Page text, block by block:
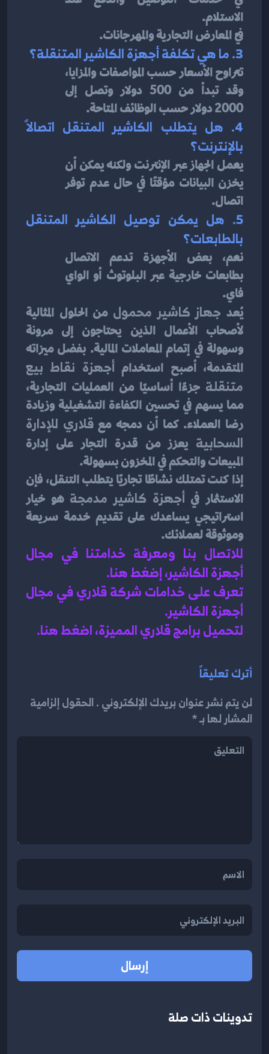
الاستلام.
في المعارض التجارية والمهرجانات.
3. ما هي تكلفة أجهزة الكاشير المتنقلة؟
2000 دولار حسب الوظائف المتاحة.
4. هل يتطلب الكاشير المتنقل اتصالاً
بالإنترنت؟
يخزن البيانات مؤقتًا في حال عدم توفر
اتصال.
بالطابعات؟
فاي.
يُعد جهاز كاشير محمول
المتقدمة، أصبح استخدام
متنقلة
رضا العملاء. كما أن دمجه مع
السحابية
المبيعات والتحكم في المخزون بسهولة.
الاستثمار في أجهزة كاشير مدمجة هو خيار
وموثوقة لعملائك.
أجهزة الكاشير، إضغط هنا.
أجهزة الكاشير.
لتحميل برامج قلاري المميزة، اضغط هنا.
أترك تعليقاً
لن يتم نشر عنوان بريدك الإلكتروني . الحقول إلزامية
المشار لها بـ *
إرسال
تدوينات ذات صلة